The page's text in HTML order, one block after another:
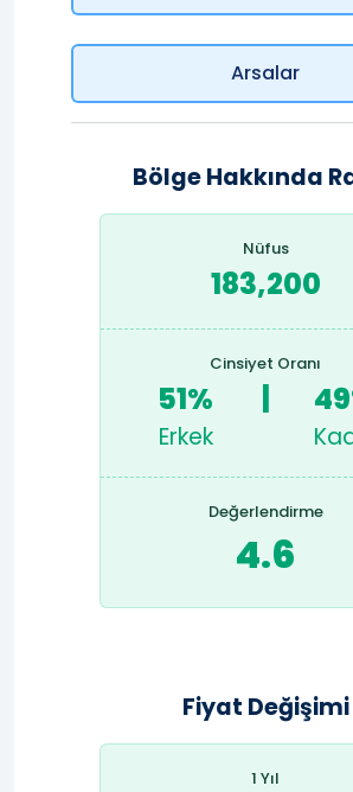
Arsalar
Bölge Hakkında
Nüfus
183,200
Cinsiyet Oranı
51%
Erkek
Değerlendirme
4.6
Fiyat Değişimi
1 Yıl